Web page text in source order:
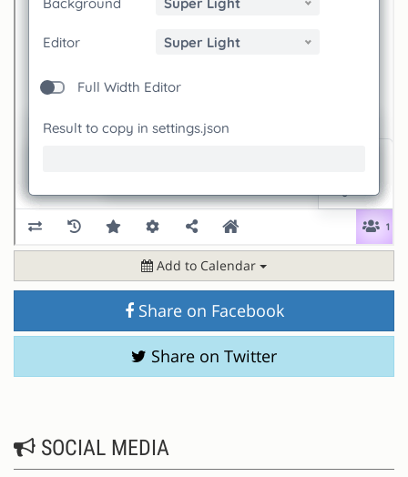
Add to Calendar
Share on Facebook
Share on Twitter
SOCIAL MEDIA